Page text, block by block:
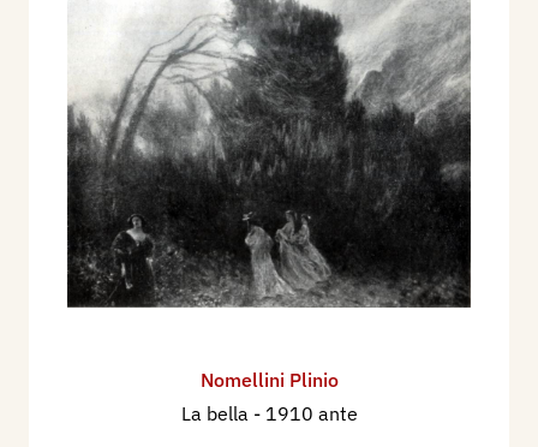
Nomellini Plinio
La bella - 1910 ante